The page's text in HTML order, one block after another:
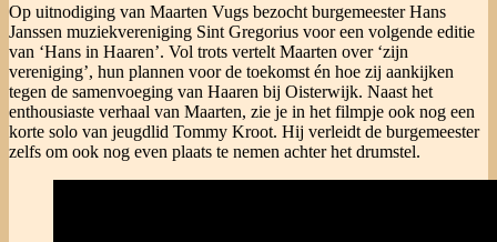
Op uitnodiging van Maarten Vugs bezocht burgemeester Hans
Janssen muziekvereniging Sint Gregorius voor een volgende editie
van ‘Hans in Haaren’. Vol trots vertelt Maarten over ‘zijn
vereniging’, hun plannen voor de toekomst én hoe zij aankijken
tegen de samenvoeging van Haaren bij Oisterwijk. Naast het
enthousiaste verhaal van Maarten, zie je in het filmpje ook nog een
korte solo van jeugdlid Tommy Kroot. Hij verleidt de burgemeester
zelfs om ook nog even plaats te nemen achter het drumstel.